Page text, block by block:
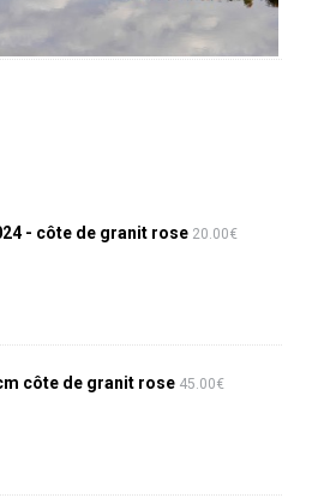
- côte de granit rose 20.00€
côte de granit rose 45.00€